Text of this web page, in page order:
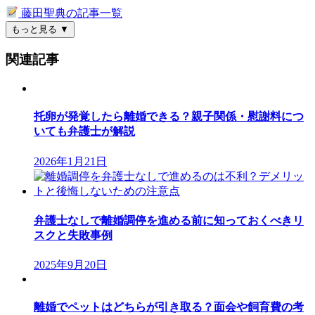
藤田聖典の記事一覧
もっと見る ▼
関連記事
托卵が発覚したら離婚できる？親子関係・慰謝料につ
いても弁護士が解説
2026年1月21日
弁護士なしで離婚調停を進める前に知っておくべきリ
スクと失敗事例
2025年9月20日
離婚でペットはどちらが引き取る？面会や飼育費の考